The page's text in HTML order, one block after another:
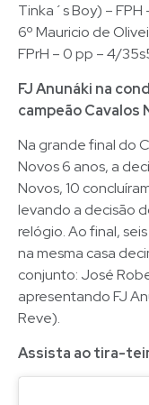
Tinka´s Boy) –
6º Mauricio de
FPrH – 0 pp – 4/
FJ Anunáki na
campeão Cavalos
Na grande final do
Novos 6 anos, a
Novos, 10
levando a decisão
relógio. Ao final,
na mesma casa
conjunto: José
apresentando FJ
Reve).
Assista ao tira-